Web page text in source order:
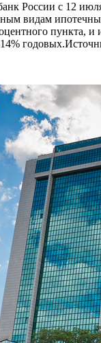
России с 12
видам
пункта, и
14%